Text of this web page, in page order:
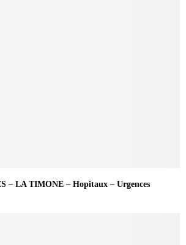
– LA TIMONE – Hopitaux – Urgences